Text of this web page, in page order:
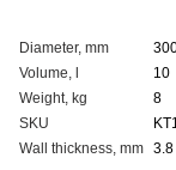
Diameter, mm
Volume, l
10
Weight, kg
8
SKU
Wall thickness, mm 3.8